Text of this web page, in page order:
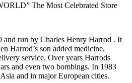
The Most Celebrated Store
and run by Charles Henry Harrod . It
Harrod’s son added medicine,
service. Over years Harrods
and even two bombings. In 1983
and in major European cities.